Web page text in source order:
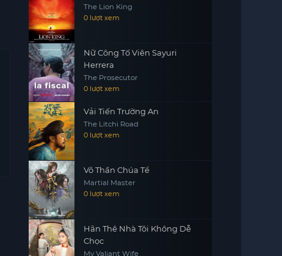
The Lion King
0 lượt xem
Nữ Công Tố Viên Sayuri
Herrera
The Prosecutor
0 lượt xem
Vải Tiến Trường An
The Litchi Road
0 lượt xem
Võ Thần Chúa Tể
Martial Master
0 lượt xem
Hãn Thê Nhà Tôi Không Dễ
Chọc
My Valiant Wife